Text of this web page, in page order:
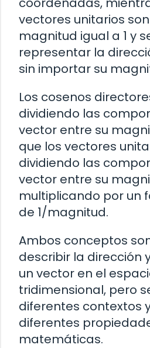
vectores unitarios
magnitud igual a 1 y
representar la
sin importar su
Los cosenos
dividiendo las
vector entre su
que los vectores
dividiendo las
vector entre su
multiplicando por un
de 1/magnitud.
Ambos conceptos
describir la dirección
un vector en el
tridimensional, pero
diferentes contextos
diferentes
matemáticas.